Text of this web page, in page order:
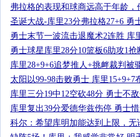
弗拉格的表现和球商远高于年龄，
圣诞大战-库里23分弗拉格27+6 勇
勇士末节一波流击退魔术2连胜 库
勇士球星库里28分10篮板6助攻1
库里28+9+6追梦推人+挑衅裁判被
太阳以99-98击败勇士 库里15+9+7
库里三分19中12空砍48分 勇士不
库里复出39分爱德华兹伤停 勇士
科尔：希望库明加能达到上限，无